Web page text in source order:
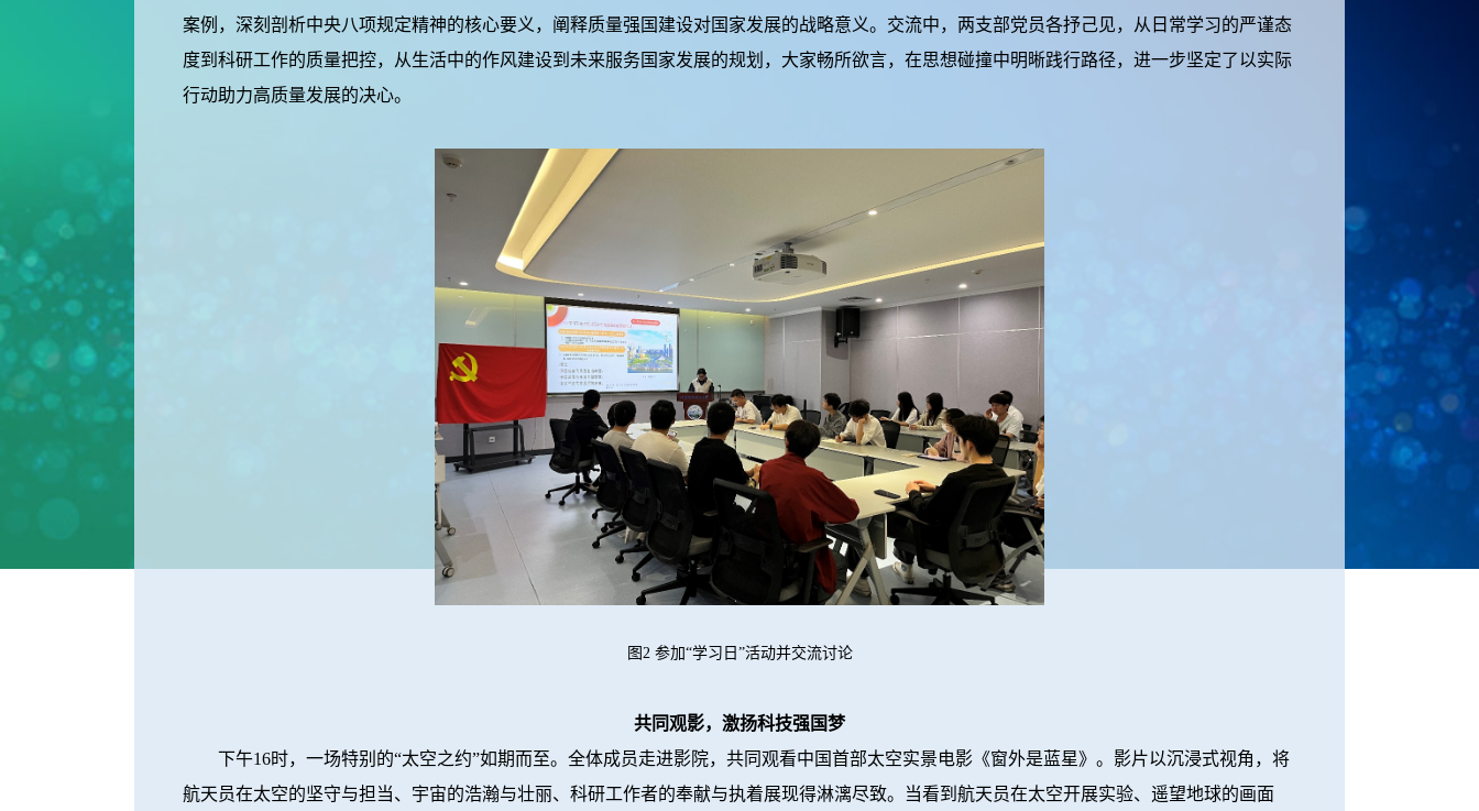
案例，深刻剖析中央八项规定精神的核心要义，阐释质量强国建设对国家发展的战略意义。交流中，两支部党员各抒己见，从日常学习的严谨态
度到科研工作的质量把控，从生活中的作风建设到未来服务国家发展的规划，大家畅所欲言，在思想碰撞中明晰践行路径，进一步坚定了以实际
行动助力高质量发展的决心。
图2 参加“学习日”活动并交流讨论
共同观影，激扬科技强国梦
下午16时，一场特别的“太空之约”如期而至。全体成员走进影院，共同观看中国首部太空实景电影《窗外是蓝星》。影片以沉浸式视角，将
航天员在太空的坚守与担当、宇宙的浩瀚与壮丽、科研工作者的奉献与执着展现得淋漓尽致。当看到航天员在太空开展实验、遥望地球的画面